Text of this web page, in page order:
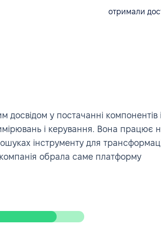
отримали
у постачанні компонентів і
і керування. Вона працює
інструменту для
компанія обрала саме платформу